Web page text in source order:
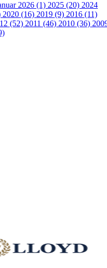
2026 (1) 2025 (20) 2024
2020 (16) 2019 (9) 2016 (11)
(52) 2011 (46) 2010 (36)